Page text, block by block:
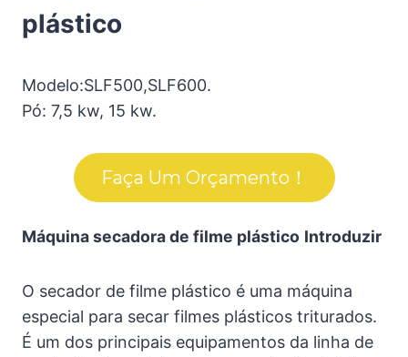
plástico
Modelo:SLF500,SLF600.
Pó: 7,5 kw, 15 kw.
Faça Um Orçamento！
Máquina secadora de filme plástico Introduzir
O secador de filme plástico é uma máquina
especial para secar filmes plásticos triturados.
É um dos principais equipamentos da linha de